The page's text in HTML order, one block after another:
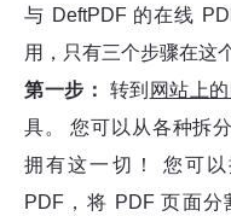
与 DeftPDF 的在线
用，只有三个步骤在这
第一步：
转到 网站上
具。 您可以从各种拆
拥有这一切！ 您可
PDF，将 PDF 页面